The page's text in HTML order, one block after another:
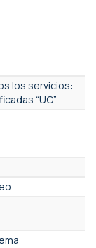
los servicios:
“UC”